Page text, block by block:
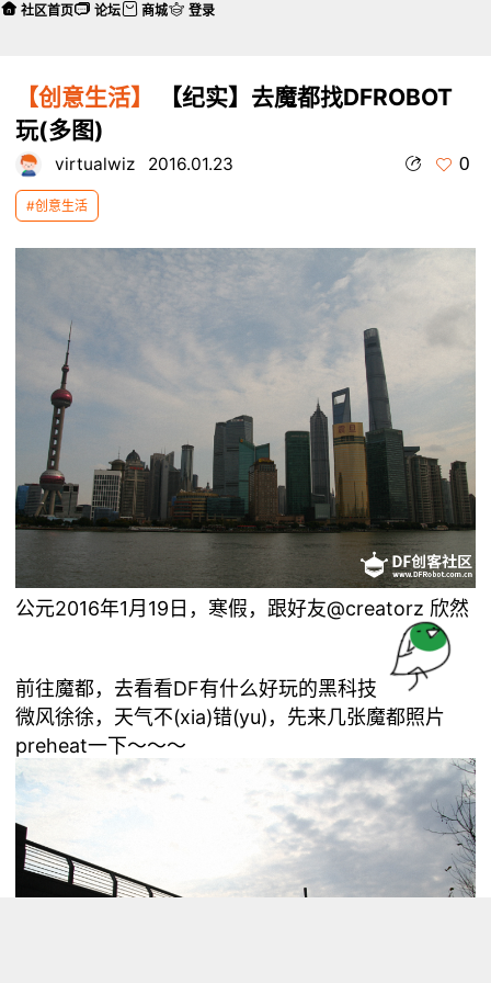
【创意生活】
【纪实】去魔都找DFROBOT
玩(多图)
virtualwiz 2016.01.23 0
#创意生活
公元2016年1月19日，寒假，跟好友@creatorz 欣然
前往魔都，去看看DF有什么好玩的黑科技
微风徐徐，天气不(xia)错(yu)，先来几张魔都照片
preheat一下～～～
社区首页 论坛 商城 登录